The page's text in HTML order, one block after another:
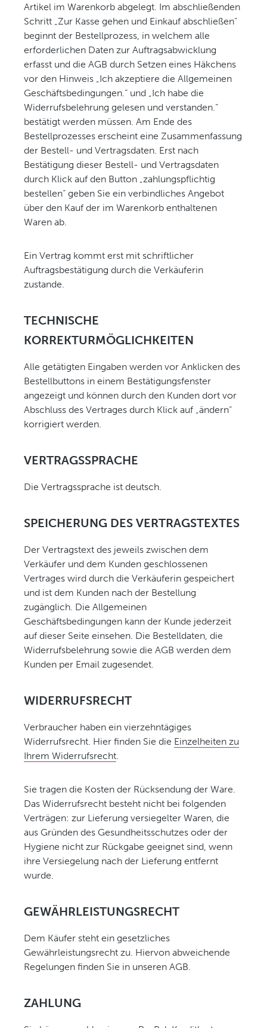
Artikel im Warenkorb abgelegt. Im abschließenden
Schritt „Zur Kasse gehen und Einkauf abschließen“
beginnt der Bestellprozess, in welchem alle
erforderlichen Daten zur Auftragsabwicklung
erfasst und die AGB durch Setzen eines Häkchens
vor den Hinweis „Ich akzeptiere die Allgemeinen
Geschäftsbedingungen.“ und „Ich habe die
Widerrufsbelehrung gelesen und verstanden.“
bestätigt werden müssen. Am Ende des
Bestellprozesses erscheint eine Zusammenfassung
der Bestell- und Vertragsdaten. Erst nach
Bestätigung dieser Bestell- und Vertragsdaten
durch Klick auf den Button „zahlungspflichtig
bestellen“ geben Sie ein verbindliches Angebot
über den Kauf der im Warenkorb enthaltenen
Waren ab.
Ein Vertrag kommt erst mit schriftlicher
Auftragsbestätigung durch die Verkäuferin
zustande.
TECHNISCHE
KORREKTURMÖGLICHKEITEN
Alle getätigten Eingaben werden vor Anklicken des
Bestellbuttons in einem Bestätigungsfenster
angezeigt und können durch den Kunden dort vor
Abschluss des Vertrages durch Klick auf „ändern“
korrigiert werden.
VERTRAGSSPRACHE
Die Vertragssprache ist deutsch.
SPEICHERUNG DES VERTRAGSTEXTES
Der Vertragstext des jeweils zwischen dem
Verkäufer und dem Kunden geschlossenen
Vertrages wird durch die Verkäuferin gespeichert
und ist dem Kunden nach der Bestellung
zugänglich. Die Allgemeinen
Geschäftsbedingungen kann der Kunde jederzeit
auf dieser Seite einsehen. Die Bestelldaten, die
Widerrufsbelehrung sowie die AGB werden dem
Kunden per Email zugesendet.
WIDERRUFSRECHT
Verbraucher haben ein vierzehntägiges
Widerrufsrecht. Hier finden Sie die Einzelheiten zu
Ihrem Widerrufsrecht
Sie tragen die Kosten der Rücksendung der Ware.
Das Widerrufsrecht besteht nicht bei folgenden
Verträgen: zur Lieferung versiegelter Waren, die
aus Gründen des Gesundheitsschutzes oder der
Hygiene nicht zur Rückgabe geeignet sind, wenn
ihre Versiegelung nach der Lieferung entfernt
wurde.
GEWÄHRLEISTUNGSRECHT
Dem Käufer steht ein gesetzliches
Gewährleistungsrecht zu. Hiervon abweichende
Regelungen finden Sie in unseren AGB.
ZAHLUNG